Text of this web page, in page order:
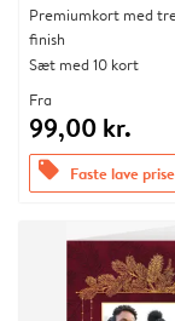
Premiumkort med
finish
Sæt med 10 kort
Fra
99,00 kr.
offers Faste lave